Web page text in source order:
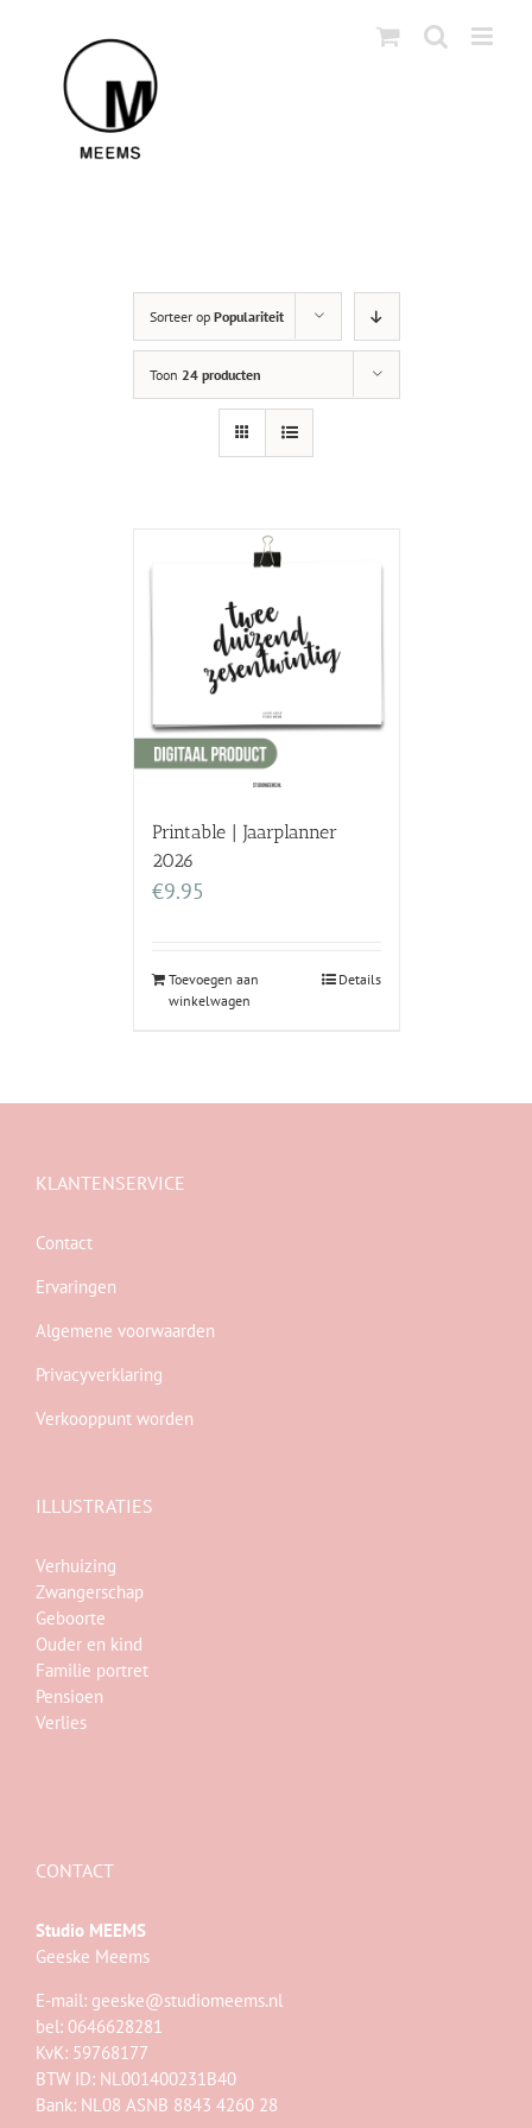
Sorteer op Populariteit
Toon 24 producten
Printable | Jaarplanner
2026
€9.95
Toevoegen aan
winkelwagen
Details
KLANTENSERVICE
Contact
Ervaringen
Algemene voorwaarden
Privacyverklaring
Verkooppunt worden
ILLUSTRATIES
Verhuizing
Zwangerschap
Geboorte
Ouder en kind
Familie portret
Pensioen
Verlies
CONTACT
Studio MEEMS
Geeske Meems
E-mail: geeske@studiomeems.nl
bel: 0646628281
KvK: 59768177
BTW ID: NL001400231B40
Bank: NL08 ASNB 8843 4260 28